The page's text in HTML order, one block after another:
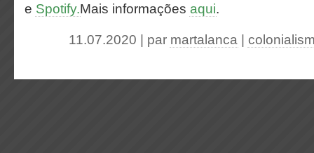
e Spotify.Mais informações aqui.
11.07.2020 | par martalanca